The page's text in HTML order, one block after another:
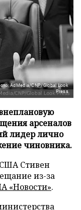
AdMedia/CNP/Global Look
Press
арсеналов
лидер лично
чиновника.
Стивен
из-за
«Новости».